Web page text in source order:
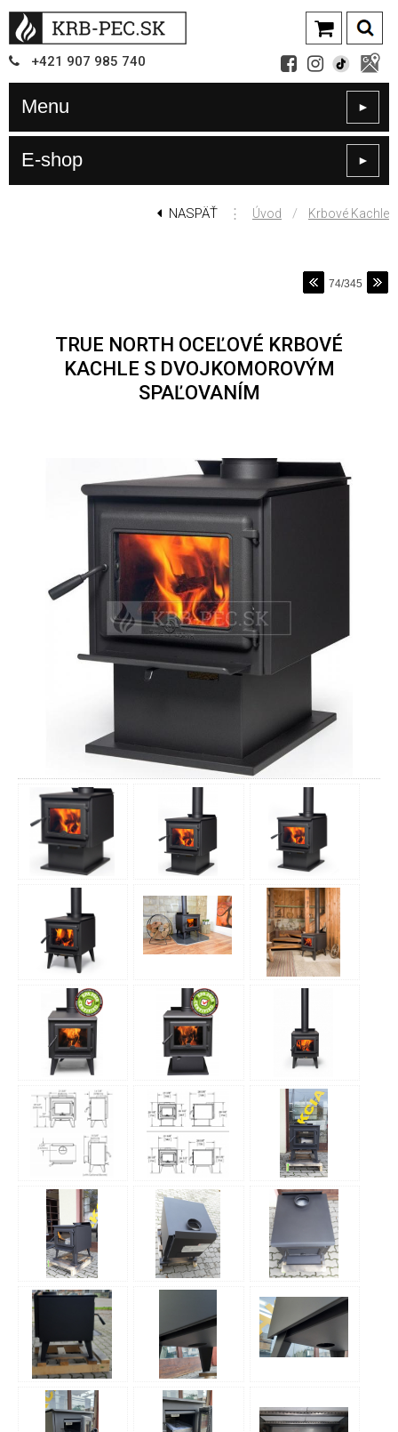
+421 907 985 740
Menu ►
E-shop ►
NASPÄŤ ⋮ Úvod / Krbové Kachle
74/345
TRUE NORTH OCEĽOVÉ KRBOVÉ
KACHLE S DVOJKOMOROVÝM
SPAĽOVANÍM